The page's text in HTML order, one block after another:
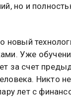
но и
новый
Уже
за счет
Никто
лет с